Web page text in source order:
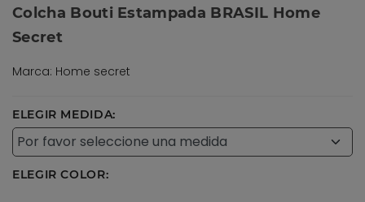
Colcha Bouti Estampada BRASIL Home
Secret
Marca: Home secret
ELEGIR MEDIDA:
ELEGIR COLOR: